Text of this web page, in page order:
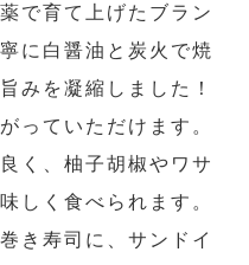
で育て上げたブラン
に白醤油と炭火で焼
みを凝縮しました！
っていただけます。
く、柚子胡椒やワサ
しく食べられます。
き寿司に、サンドイ